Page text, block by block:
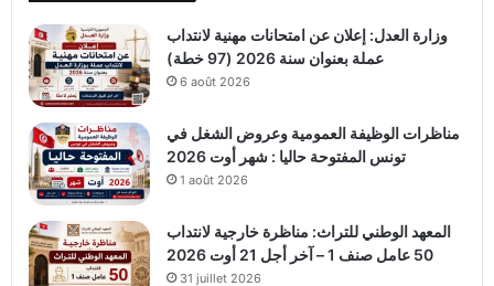
وزارة العدل: إعلان عن امتحانات مهنية لانتداب
عملة بعنوان سنة 2026 (97 خطة)
6 août 2026
مناظرات الوظيفة العمومية وعروض الشغل في
تونس المفتوحة حاليا : شهر أوت 2026
1 août 2026
المعهد الوطني للتراث: مناظرة خارجية لانتداب
50 عامل صنف 1 – آخر أجل 21 أوت 2026
31 juillet 2026